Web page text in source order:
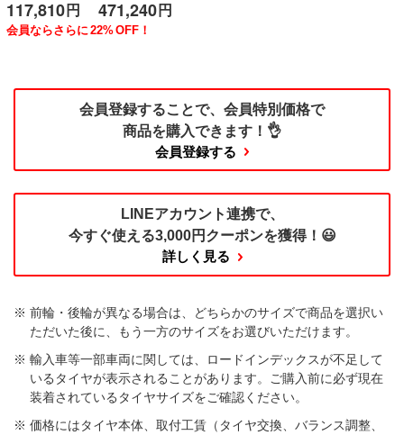
117,810 円 471,240 円
会員ならさらに 22%OFF！
会員登録することで、 会員特別価格で
商品を購入できます！👌
会員登録する
LINEアカウント連携で、
今すぐ使える3,000円クーポンを獲得！😃
詳しく見る
前輪・後輪が異なる場合は、どちらかのサイズで商品を選択い
ただいた後に、もう一方のサイズをお選びいただけます。​
輸入車等一部車両に関しては、ロードインデックスが不足して
いるタイヤが表示されることがあります。ご購入前に必ず現在
装着されているタイヤサイズをご確認ください。
価格にはタイヤ本体、取付工賃（タイヤ交換、バランス調整、